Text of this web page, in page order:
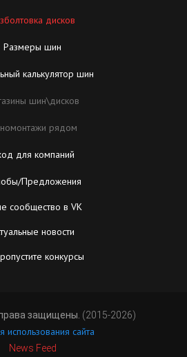
дисков
Размеры шин
калькулятор шин
шин\дисков
рядом
для компаний
Предложения
сообщество в VK
новости
конкурсы
защищены. (2015-2026)
использования сайта
News Feed